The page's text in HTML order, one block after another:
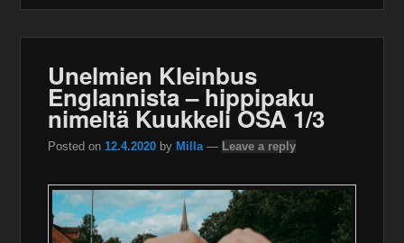
Unelmien Kleinbus
Englannista – hippipaku
nimeltä Kuukkeli OSA 1/3
Posted on12.4.2020 by Milla — Leave a reply